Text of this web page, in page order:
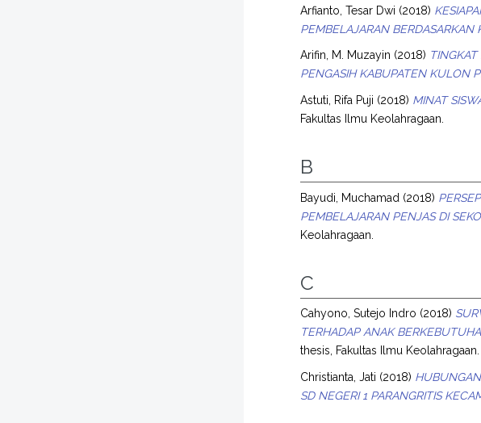
Arfianto, Tesar Dwi (2018)
PEMBELAJARAN
Arifin, M. Muzayin (2018)
PENGASIH KABUPATEN KULON
Astuti, Rifa Puji (2018) MINAT
Fakultas Ilmu Keolahragaan.
B
Bayudi, Muchamad (2018)
PEMBELAJARAN PENJAS DI
Keolahragaan.
C
Cahyono, Sutejo Indro (2018)
TERHADAP ANAK
thesis, Fakultas Ilmu Keolahragaan.
Christianta, Jati (2018)
SD NEGERI 1 PARANGRITIS